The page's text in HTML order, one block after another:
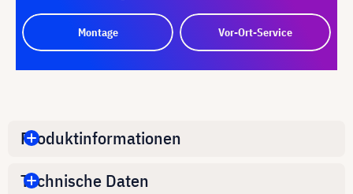
Montage Vor-Ort-Service
Produktinformationen
Technische Daten